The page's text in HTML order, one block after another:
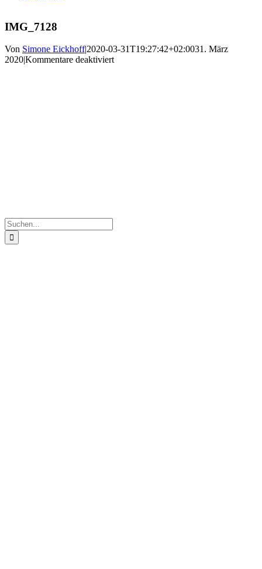
IMG_7128
Von Simone Eickhoff|2020-03-31T19:27:42+02:0031. März
2020|Kommentare deaktiviertfür
Suche
nach: